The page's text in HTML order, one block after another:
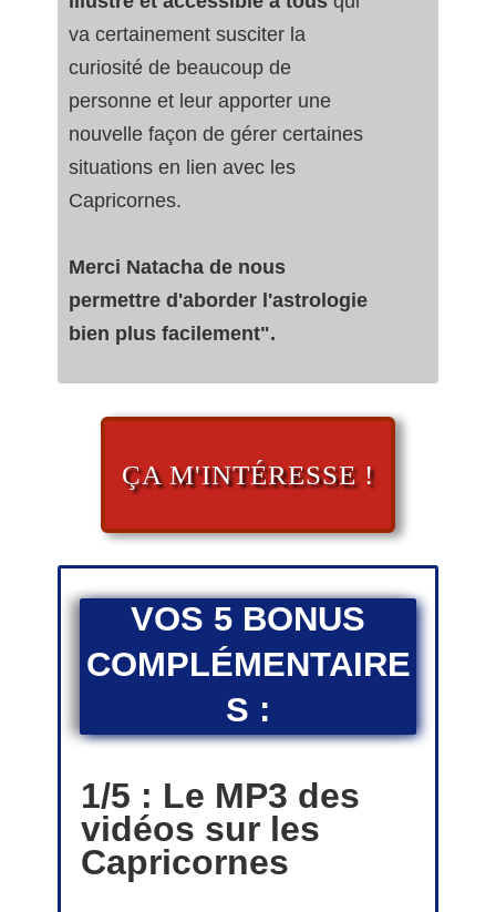
va certainement susciter la
curiosité de beaucoup de
personne et leur apporter une
nouvelle façon de gérer certaines
situations en lien avec les
Capricornes.
Merci Natacha de nous
permettre d'aborder l'astrologie
bien plus facilement".
ÇA M'INTÉRESSE !
VOS 5 BONUS
COMPLÉMENTAIRE
S :
1/5 : Le MP3 des
vidéos sur les
Capricornes